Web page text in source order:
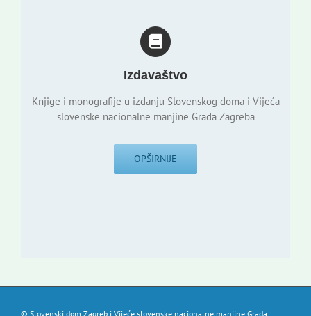
Izdavaštvo
Knjige i monografije u izdanju Slovenskog doma i Vijeća
slovenske nacionalne manjine Grada Zagreba
OPŠIRNIJE
© Slovenski dom Zagreb i Vijeće slovenske nacionalne manjine Grada